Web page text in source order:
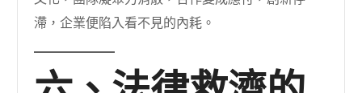
滯，企業便陷入看不見的內耗。